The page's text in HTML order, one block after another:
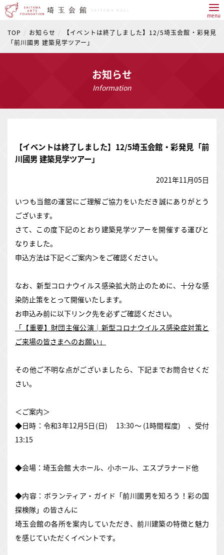
menu
TOP お知らせ
【イベントは終了しました】12/5埼玉会館・彩発見
「前川國男 建築見学ツアー」
お知らせ
Information
【イベントは終了しました】12/5埼玉会館・彩発見「前
川國男 建築見学ツアー」
2021年11月05日
いつも当館の運営にご理解ご協力をいただき誠にありがとう
ございます。
さて、この度下記のとおり建築見学ツアーを開催する運びと
なりました。
申込方法は下記＜ご案内＞をご確認ください。
なお、新型コロナウイルス感染拡大防止のために、十分な感
染防止策をとって開催いたします。
お申込み前に以下リンク先を必ずご確認ください。
「【重要】財団主催公演│新型コロナウイルス感染症対策と
ご来場の皆さまへのお願い」
その他ご不明な点がございましたら、下記までお問合せくだ
さい。
＜ご案内＞
◆日時：令和3年12月5日(日) 13:30～ (1時間程度) 、受付
13:15
◆会場：埼玉会館 大ホール、小ホール、エスプラナード他
◆内容：ボランティア・ガイド「前川國男を知ろう！彩の国
探検隊」の皆さんに
埼玉会館の各所を案内していただき、前川建築の特徴と魅力
を感じていただくイベントです。